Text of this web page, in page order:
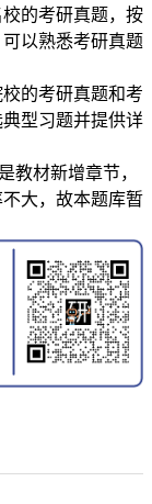
的考研真题，按
以熟悉考研真题
的考研真题和考
型习题并提供详
材新增章节，
大，故本题库暂